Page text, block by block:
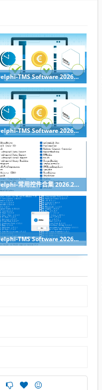
Delphi-TMS Software 2026年4月1日-组件库全家桶带安装工具
Delphi-TMS Software 2026年3月1日-组件库全家桶带安装工具
Delphi-常用控件合集 2026.2月整合带一键安装(2026第一版)
Delphi-TMS Software 2026年02月01日-组件库全家桶带安装工具